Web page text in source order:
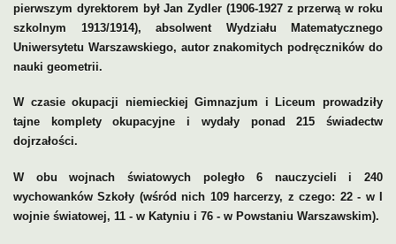
pierwszym dyrektorem był Jan Zydler (1906-1927 z przerwą w roku
szkolnym 1913/1914), absolwent Wydziału Matematycznego
Uniwersytetu Warszawskiego, autor znakomitych podręczników do
nauki geometrii.
W czasie okupacji niemieckiej Gimnazjum i Liceum prowadziły
tajne komplety okupacyjne i wydały ponad 215 świadectw
dojrzałości.
W obu wojnach światowych poległo 6 nauczycieli i 240
wychowanków Szkoły (wśród nich 109 harcerzy, z czego: 22 - w I
wojnie światowej, 11 - w Katyniu i 76 - w Powstaniu Warszawskim).